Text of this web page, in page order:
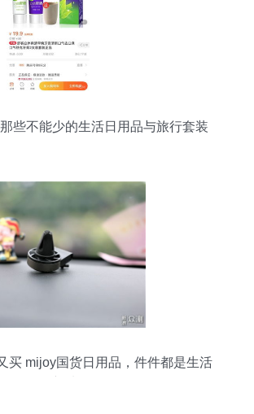
些不能少的生活日用品与旅行套装
买 mijoy国货日用品，件件都是生活